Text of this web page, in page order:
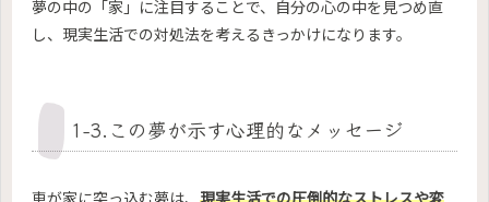
夢の中の「家」に注目することで、自分の心の中を見つめ直
し、現実生活での対処法を考えるきっかけになります。
1-3.この夢が示す心理的なメッセージ
車が家に突っ込む夢は、 現実生活での圧倒的なストレスや変